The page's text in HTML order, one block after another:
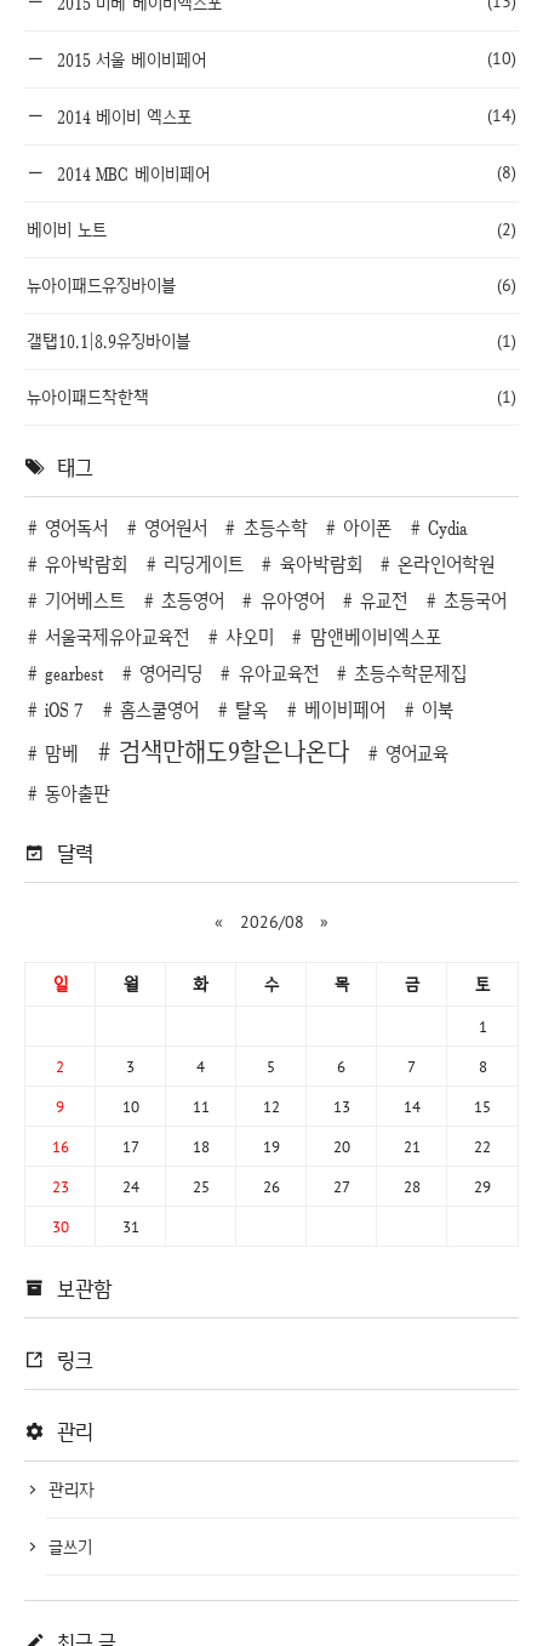
2015 서울 베이비페어 (10)
2014 베이비 엑스포 (14)
2014 MBC 베이비페어 (8)
베이비 노트 (2)
뉴아이패드유징바이블 (6)
갤탭10.1|8.9유징바이블 (1)
뉴아이패드착한책 (1)
태그
영어독서 영어원서 초등수학 아이폰
Cydia
유아박람회
리딩게이트 육아박람회
온라인어학원
기어베스트
초등영어 유아영어 유교전
초등국어
서울국제유아교육전
샤오미
맘앤베이비엑스포
gearbest
영어리딩 유아교육전
초등수학문제집
iOS 7
홈스쿨영어 탈옥 베이비페어
이북
맘베
검색만해도9할은나온다
영어교육
동아출판
달력
« 2026/08 »
일 월 화 수 목 금 토
1
2 3 4 5 6 7 8
9 10 11 12 13 14 15
16 17 18 19 20 21 22
23 24 25 26 27 28 29
30 31
보관함
링크
관리
관리자
글쓰기